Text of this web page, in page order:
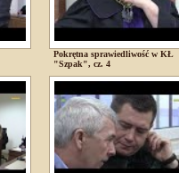
Pokrętna sprawiedliwość w KŁ
"Szpak", cz. 4